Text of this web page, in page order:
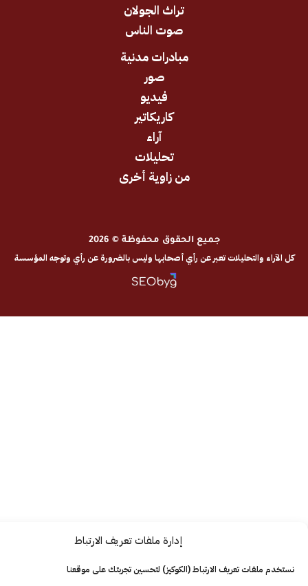
إدارة ملفات تعريف الارتباط
تعريف الارتباط (الكوكيز) لتحسين تجربتك على موقعنا
تراث الجولان
صوت الناس
مبادرات مدنية
من زاوية أخرى
جميع الحقوق محفوظة © 2026
تعبر عن رأي أصحابها وليس بالضرورة عن رأي وتوجه المؤسسة